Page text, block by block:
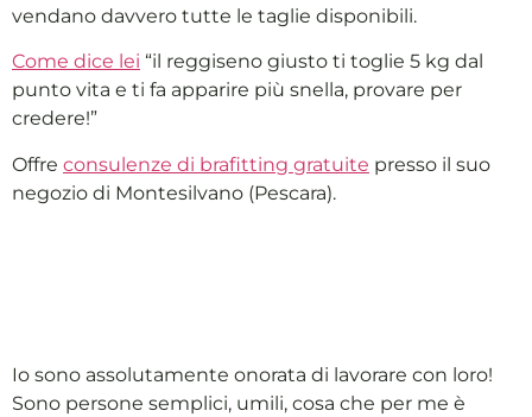
vendano davvero tutte le taglie disponibili.
Come dice lei “il reggiseno giusto ti toglie 5 kg dal
punto vita e ti fa apparire più snella, provare per
credere!”
Offre consulenze di brafitting gratuite presso il suo
negozio di Montesilvano (Pescara).
Io sono assolutamente onorata di lavorare con loro!
Sono persone semplici, umili, cosa che per me è